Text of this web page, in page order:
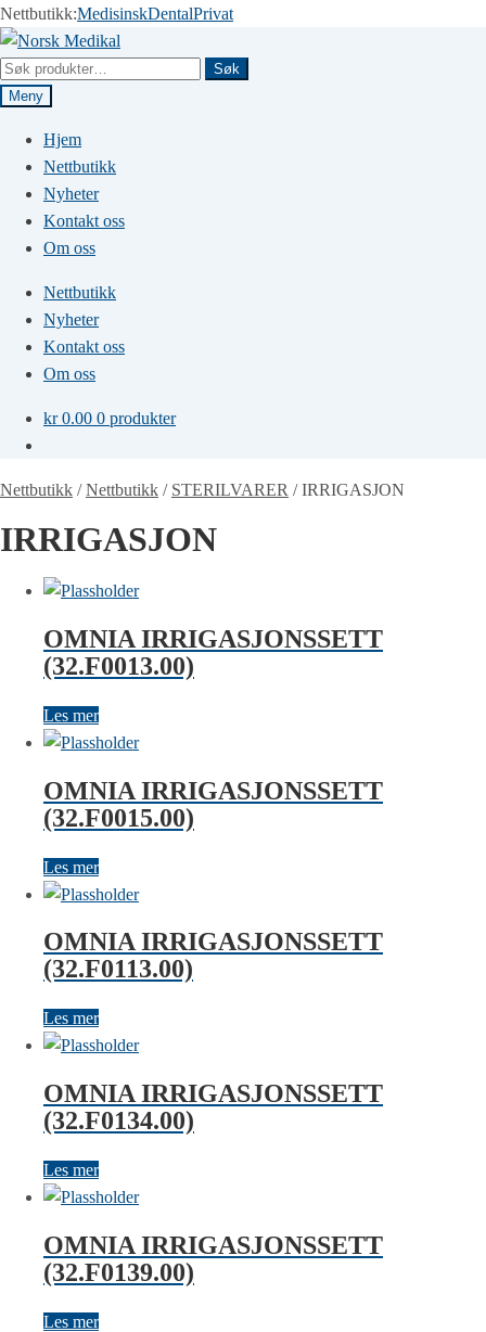
Nettbutikk:MedisinskDentalPrivat
Hopp
til
navigasjon
Hopp
til
innhold
Søk
etter:
Søk
Meny
Hjem
Nettbutikk
Nyheter
Kontakt oss
Om oss
Nettbutikk
Nyheter
Kontakt oss
Om oss
kr0.00 0 produkter
Nettbutikk /Nettbutikk / STERILVARER /IRRIGASJON
IRRIGASJON
OMNIA IRRIGASJONSSETT
(32.F0013.00)
Les mer
OMNIA IRRIGASJONSSETT
(32.F0015.00)
Les mer
OMNIA IRRIGASJONSSETT
(32.F0113.00)
Les mer
OMNIA IRRIGASJONSSETT
(32.F0134.00)
Les mer
OMNIA IRRIGASJONSSETT
(32.F0139.00)
Les mer